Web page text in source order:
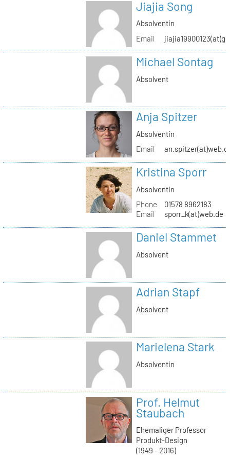
Jiajia Song
Absolventin
Email
Michael Sontag
Absolvent
Anja Spitzer
Absolventin
Email
Kristina Sporr
Absolventin
Phone
01578 8962183
Email
sporr_k(at)web.de
Daniel Stammet
Absolvent
Adrian Stapf
Absolvent
Marielena Stark
Absolventin
Prof. Helmut
Staubach
Ehemaliger Professor
Produkt-Design
(1949 - 2016)